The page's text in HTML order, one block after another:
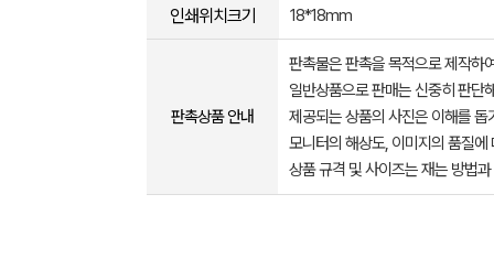
인쇄위치크기 18*18mm
판촉상품 안내
판촉물은 판촉을 목적으로 제작하
일반상품으로 판매는 신중히 판단
제공되는 상품의 사진은 이해를
모니터의 해상도, 이미지의 품질
상품 규격 및 사이즈는 재는 방법